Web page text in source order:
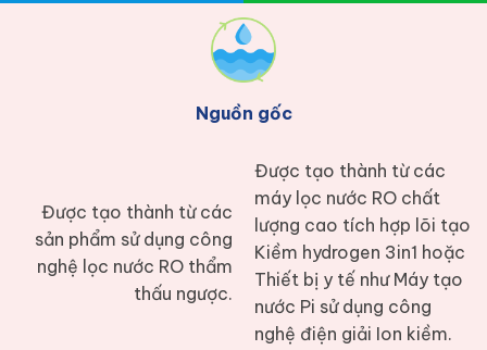
Được tạo thành từ các
sản phẩm sử dụng công
nghệ lọc nước RO thẩm
thấu ngược.
Nguồn gốc
Được tạo thành từ các
máy lọc nước RO chất
lượng cao tích hợp lõi tạo
Kiềm hydrogen 3in1 hoặc
Thiết bị y tế như Máy tạo
nước Pi sử dụng công
nghệ điện giải Ion kiềm.